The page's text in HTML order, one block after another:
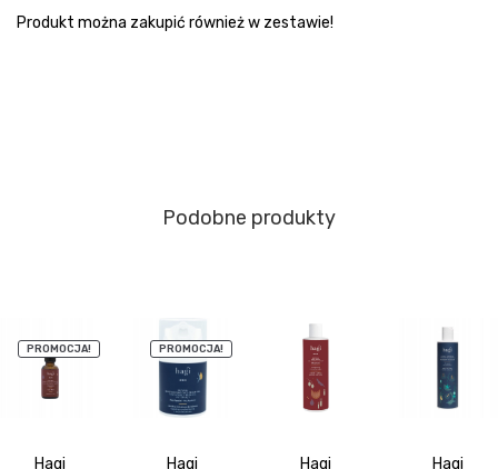
Produkt można zakupić również w zestawie!
Podobne produkty
PROMOCJA!
Hagi
PROMOCJA!
Hagi Hagi Hagi